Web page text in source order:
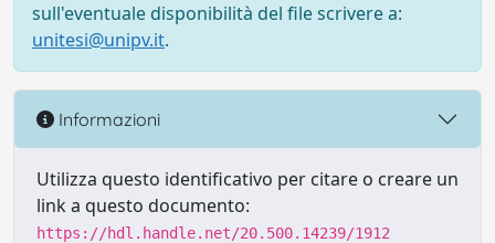
sull'eventuale disponibilità del file scrivere a:
unitesi@unipv.it.
Informazioni
Utilizza questo identificativo per citare o creare un
link a questo documento:
https://hdl.handle.net/20.500.14239/1912